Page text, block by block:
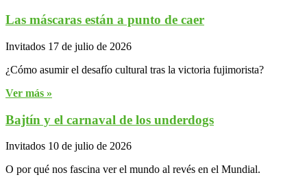
Las máscaras están a punto de caer
Invitados 17 de julio de 2026
¿Cómo asumir el desafío cultural tras la victoria fujimorista?
Ver más »
Bajtín y el carnaval de los underdogs
Invitados 10 de julio de 2026
O por qué nos fascina ver el mundo al revés en el Mundial.